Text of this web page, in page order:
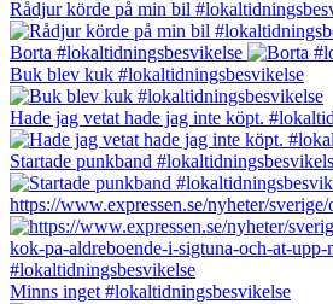
Rådjur körde på min bil
Borta #lokaltidningsbesvikelse
Buk blev kuk #lokaltidningsbesvikelse
Hade jag vetat hade jag inte köpt.
Startade punkband
https://www.expressen.se/nyheter/
Minns inget #lokaltidningsbesvikelse